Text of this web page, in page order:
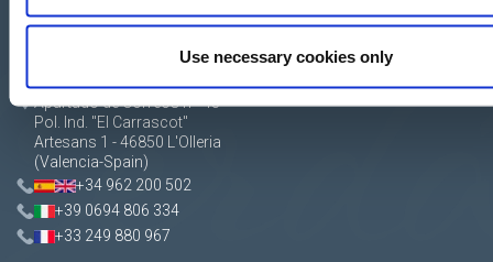
Use necessary cookies only
Apartado de Correos nº 45
Pol. Ind. "El Carrascot"
Artesans 1 - 46850 L'Olleria
(Valencia-Spain)
+34 962 200 502
+39 0694 806 334
+33 249 880 967